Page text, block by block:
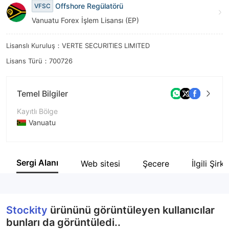
9
VFSC
Offshore Regülatörü
Vanuatu Forex İşlem Lisansı (EP)
Lisanslı Kuruluş：VERTE SECURITIES LIMITED
Lisans Türü：700726
Temel Bilgiler
Kayıtlı Bölge
Vanuatu
Şirket Adı
Sergi Alanı Web sitesi Şecere İlgili
Stockity ürününü görüntüleyen kullanıcılar
bunları da görüntüledi..